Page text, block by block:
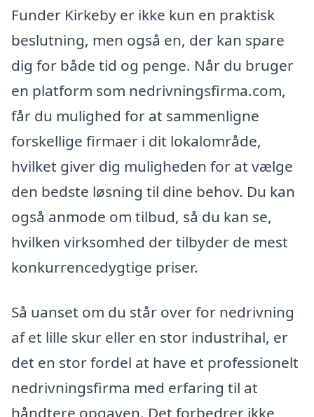
Funder Kirkeby er ikke kun en praktisk
beslutning, men også en, der kan spare
dig for både tid og penge. Når du bruger
en platform som nedrivningsfirma.com,
får du mulighed for at sammenligne
forskellige firmaer i dit lokalområde,
hvilket giver dig muligheden for at vælge
den bedste løsning til dine behov. Du kan
også anmode om tilbud, så du kan se,
hvilken virksomhed der tilbyder de mest
konkurrencedygtige priser.
Så uanset om du står over for nedrivning
af et lille skur eller en stor industrihal, er
det en stor fordel at have et professionelt
nedrivningsfirma med erfaring til at
håndtere opgaven. Det forbedrer ikke